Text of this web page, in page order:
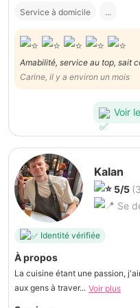
Service à domicile ...
Amabilité, service au top, sait
super à recommander
Carine, il y a environ un mois
Voir
Kalan
5/5
Se
Identité vérifiée
À propos
La cuisine étant une passion,
aux gens à traver... Voir plus